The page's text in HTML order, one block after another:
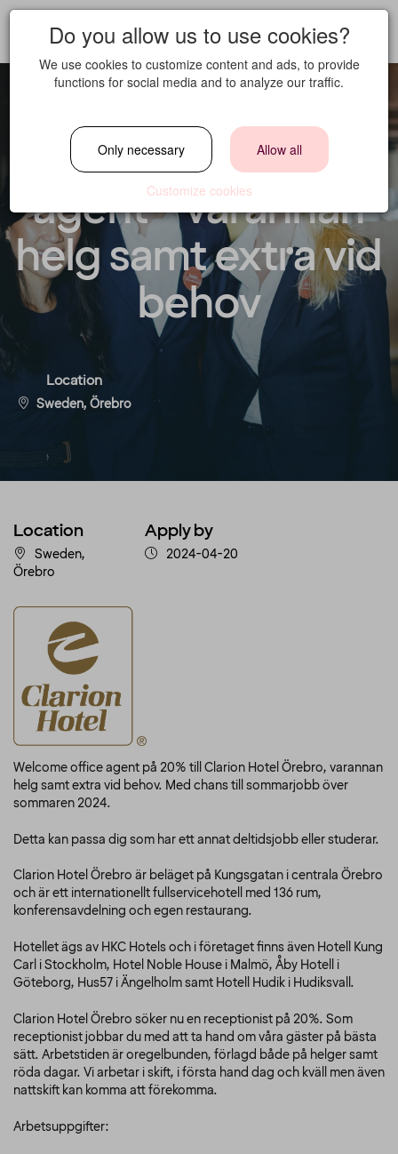
Welcome office
agent - varannan
helg samt extra vid
behov
Location
Sweden, Örebro
Location
Sweden,
Örebro
Apply by
2024-04-20
Welcome office agent på 20% till Clarion Hotel Örebro, varannan
helg samt extra vid behov. Med chans till sommarjobb över
sommaren 2024.
Detta kan passa dig som har ett annat deltidsjobb eller studerar.
Clarion Hotel Örebro är beläget på Kungsgatan i centrala Örebro
och är ett internationellt fullservicehotell med 136 rum,
konferensavdelning och egen restaurang.
Hotellet ägs av HKC Hotels och i företaget finns även Hotell Kung
Carl i Stockholm, Hotel Noble House i Malmö, Åby Hotell i
Göteborg, Hus57 i Ängelholm samt Hotell Hudik i Hudiksvall.
Clarion Hotel Örebro söker nu en receptionist på 20%. Som
receptionist jobbar du med att ta hand om våra gäster på bästa
sätt. Arbetstiden är oregelbunden, förlagd både på helger samt
röda dagar. Vi arbetar i skift, i första hand dag och kväll men även
nattskift kan komma att förekomma.
Arbetsuppgifter:
Do you allow us to use cookies?
We use cookies to customize content and ads, to provide
functions for social media and to analyze our traffic.
Only necessary Allow all
Customize cookies